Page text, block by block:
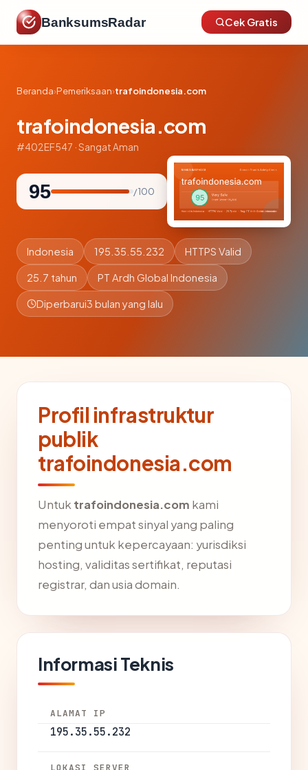
BanksumsRadar Cek Gratis
Beranda›Pemeriksaan›trafoindonesia.com
trafoindonesia.com
#402EF547 · Sangat Aman
95 / 100
Indonesia 195.35.55.232 HTTPS Valid
25.7 tahun PT Ardh Global Indonesia
Diperbarui3 bulan yang lalu
Profil infrastruktur
publik
trafoindonesia.com
Untuk trafoindonesia.com kami
menyoroti empat sinyal yang paling
penting untuk kepercayaan: yurisdiksi
hosting, validitas sertifikat, reputasi
registrar, dan usia domain.
Informasi Teknis
ALAMAT IP
195.35.55.232
LOKASI SERVER